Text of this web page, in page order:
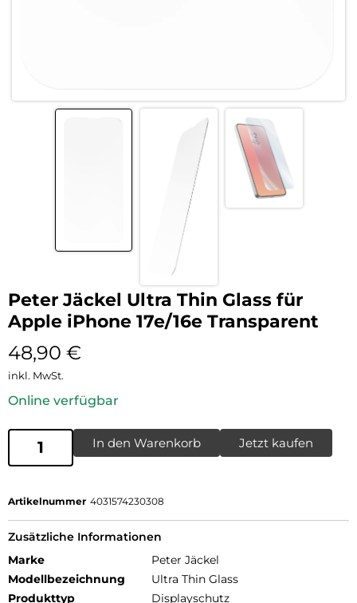
Peter Jäckel Ultra Thin Glass für
Apple iPhone 17e/16e Transparent
48,90 €
inkl. MwSt.
Online verfügbar
In den Warenkorb Jetzt kaufen
Artikelnummer 4031574230308
Zusätzliche Informationen
Marke
Peter Jäckel
Modellbezeichnung
Ultra Thin Glass
Produkttyp
Displayschutz